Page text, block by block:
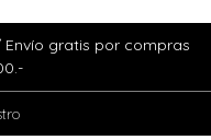
gratis por compras